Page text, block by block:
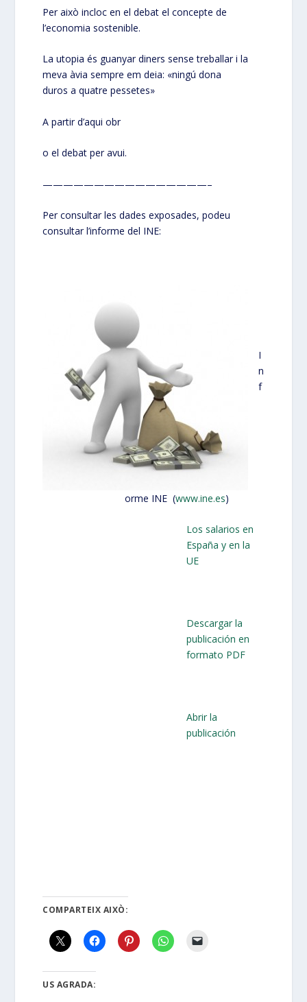
Per això incloc en el debat el concepte de
l’economia sostenible.
La utopia és guanyar diners sense treballar i la
meva àvia sempre em deia: «ningú dona
duros a quatre pessetes»
A partir d’aqui obr
o el debat per avui.
————————————————–
Per consultar les dades exposades, podeu
consultar l’informe del INE:
I
n
f
orme INE (www.ine.es)
Los salarios en
España y en la
UE
Descargar la
publicación en
formato PDF
Abrir la
publicación
COMPARTEIX AIXÒ:
US AGRADA: